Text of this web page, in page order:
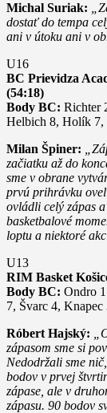
Michal Suriak:
dostať do tempa
ani v útoku ani v
U16
BC Prievidza
(54:18)
Body BC: Richter
Helbich 8, Holík 7,
Milan Špiner:
začiatku až do
sme v obrane
prvú prihrávku
ovládli celý zápas
basketbalové
loptu a niektoré
U13
RIM Basket
Body BC: Ondro
7, Švarc 4,
Róbert Hajský:
zápasom sme si
Nedodržali sme
bodov v prvej
zápase, ale v
zápasu. 90 bodov